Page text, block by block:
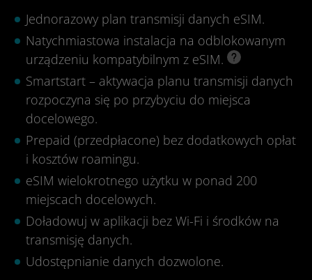
Jednorazowy plan transmisji danych eSIM.
Natychmiastowa instalacja na odblokowanym
urządzeniu kompatybilnym z eSIM.
Smartstart – aktywacja planu transmisji danych
rozpoczyna się po przybyciu do miejsca
docelowego.
Prepaid (przedpłacone) bez dodatkowych opłat
i kosztów roamingu.
eSIM wielokrotnego użytku w ponad 200
miejscach docelowych.
Doładowuj w aplikacji bez Wi-Fi i środków na
transmisję danych.
Udostępnianie danych dozwolone.